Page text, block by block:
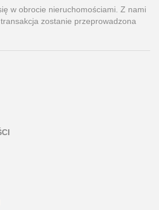
w obrocie nieruchomościami. Z nami
zostanie przeprowadzona